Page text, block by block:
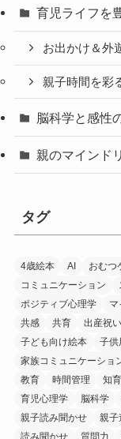
育児ライフを
お出かけ＆外
親子時間を彩
脳科学と感性
親のマインド
タグ
4歳絵本 AI おむつ
コミュニケーション
ポジティブ心理学
マ
共感
共育 出産祝
子ども向け絵本
子供
家族コミュニケーショ
教育
時間管理 知
育児心理学
脳科学
親子読み聞かせ
親子
読み聞かせ
質問力